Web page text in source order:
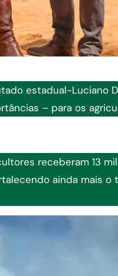
estadual-Luciano
– para os
receberam 13
ainda mais